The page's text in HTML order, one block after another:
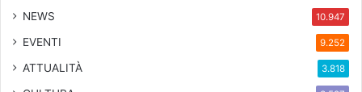
NEWS 10.947
EVENTI 9.252
ATTUALITÀ 3.818